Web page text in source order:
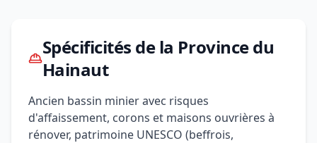
Spécificités de la Province du
Hainaut
Ancien bassin minier avec risques
d'affaissement, corons et maisons ouvrières à
rénover, patrimoine UNESCO (beffrois,